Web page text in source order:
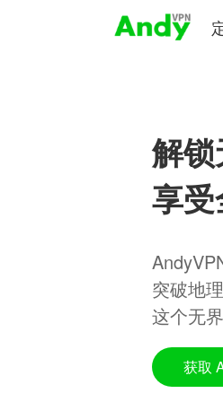
解锁
享受
突破地
这个无
获取